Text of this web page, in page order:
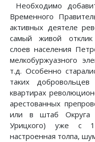
Необходимо
Временного
активных деятеле
самый живой
слоев населения
мелкобуржуазного
т.д. Особенно
таких
квартирах
арестованных
или в штаб Округа
Урицкого) уже с
настроенная толпа,